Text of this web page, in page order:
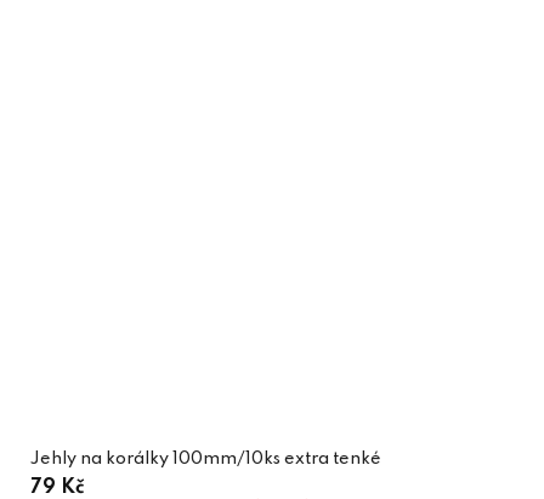
Jehly na korálky 100mm/10ks extra tenké
79 Kč